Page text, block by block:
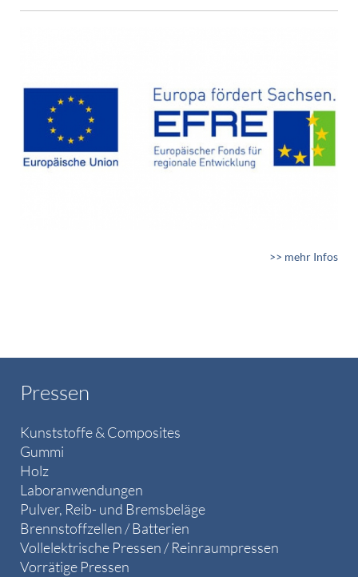
>> mehr Infos
Pressen
Kunststoffe & Composites
Gummi
Holz
Laboranwendungen
Pulver, Reib- und Bremsbeläge
Brennstoffzellen / Batterien
Vollelektrische Pressen / Reinraumpressen
Vorrätige Pressen